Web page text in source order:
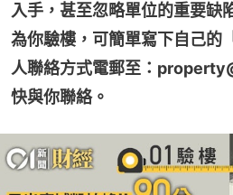
入手，甚至忽略單位的重要缺
為你驗樓，可簡單寫下自己的
人聯絡方式電郵至：
快與你聯絡。